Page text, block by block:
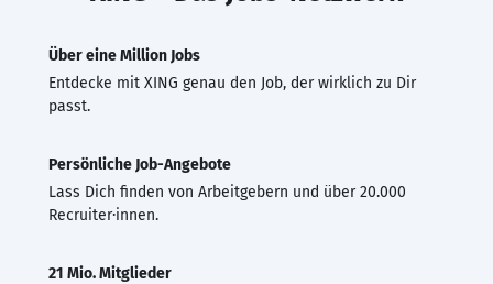
Über eine Million Jobs
Entdecke mit XING genau den Job, der wirklich zu Dir
passt.
Persönliche Job-Angebote
Lass Dich finden von Arbeitgebern und über 20.000
Recruiter·innen.
21 Mio. Mitglieder